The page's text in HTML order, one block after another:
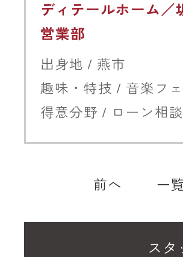
ディテールホーム／
営業部
出身地 / 燕市
趣味・特技 / 音楽フ
得意分野 / ローン相
前へ 一
スタ